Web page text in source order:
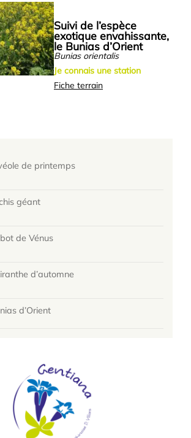
Suivi de l’espèce
exotique envahissante,
le Bunias d’Orient
Bunias orientalis
Je connais une station
Fiche terrain
de printemps
géant
de Vénus
d’automne
d’Orient